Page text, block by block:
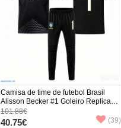
Camisa de time de futebol Brasil
Alisson Becker #1 Goleiro Replicas
1º Equipamento Infantil Mundo 2026
Manga Curta (+ Calças curtas)
101.88€
40.75€ (39)